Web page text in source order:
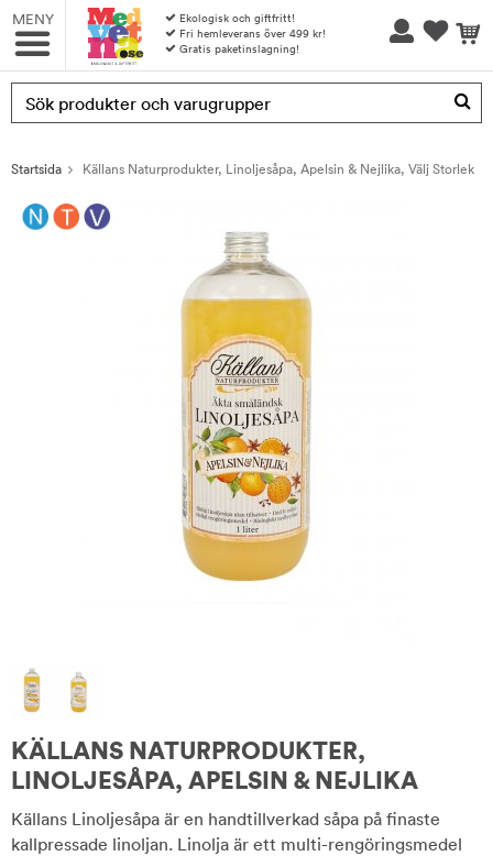
MENY
Ekologisk och giftfritt!
Fri hemleverans över 499 kr!
Gratis paketinslagning!
Produkten har blivit tillagd i varukorgen
Startsida Källans Naturprodukter, Linoljesåpa, Apelsin & Nejlika, Välj Storlek
KÄLLANS NATURPRODUKTER,
LINOLJESÅPA, APELSIN & NEJLIKA
Källans Linoljesåpa är en handtillverkad såpa på finaste
kallpressade linoljan. Linolja är ett multi-rengöringsmedel